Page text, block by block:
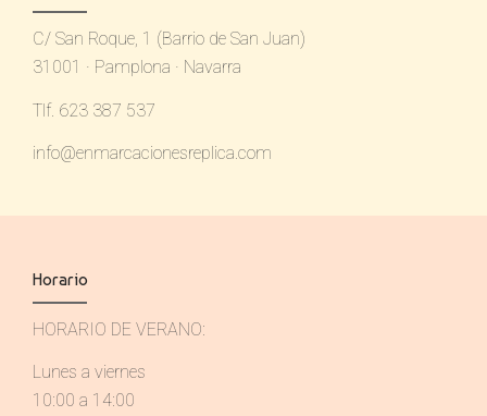
C/ San Roque, 1 (Barrio de San Juan)
31001 · Pamplona · Navarra
Tlf. 623 387 537
info@enmarcacionesreplica.com
Horario
HORARIO DE VERANO:
Lunes a viernes
10:00 a 14:00